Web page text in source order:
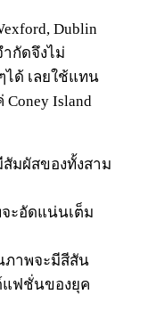
Dublin
กัดจึงไม่
ได้ เลยใช้แทน
Coney Island
สัมผัสของทั้งสาม
ะอัดแน่นเต็ม
ภาพจะมีสีสัน
แฟชั่นของยุค